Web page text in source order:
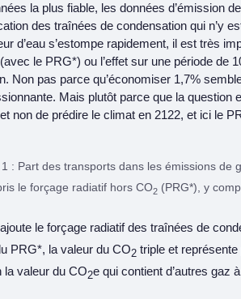
la plus fiable, les données d’émission
des traînées de condensation qui n’y
d’eau s’estompe rapidement, il est très
le PRG*) ou l’effet sur une période de
Non pas parce qu’économiser 1,7%
Mais plutôt parce que la
non de prédire le climat en 2122, et ici le
: Part des transports dans les émissions de
le forçage radiatif hors CO2 (PRG*), y
ajoute le forçage radiatif des traînées de
PRG*, la valeur du CO2 triple et
la valeur du CO2e qui contient d’autres gaz